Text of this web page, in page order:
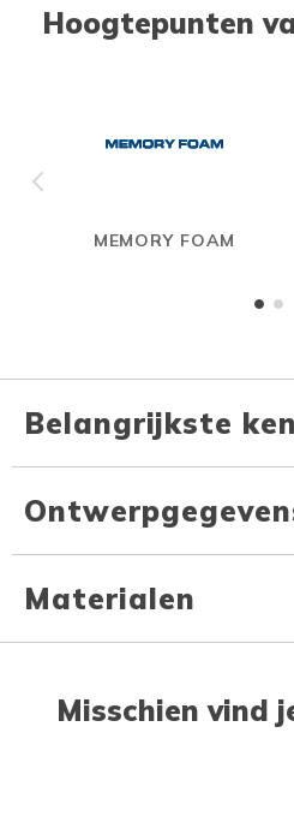
Hoogtepunten
MEMORY FOAM
Belangrijkste
Materialen
Misschien vind